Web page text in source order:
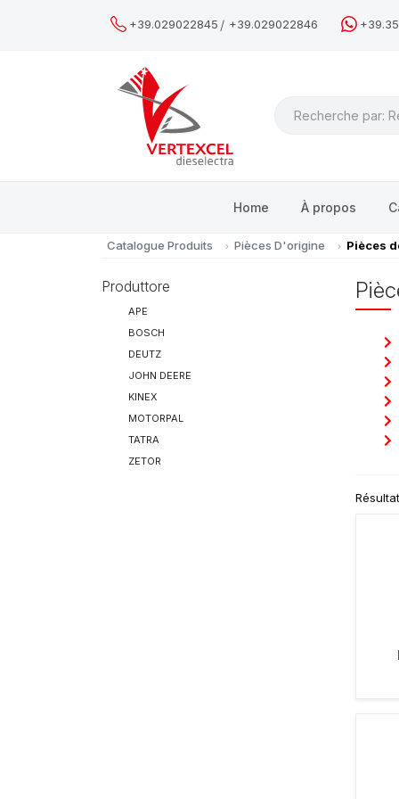
+39.029022845 / +39.029022846
Home À propos
Catalogue Produits Pièces D'origine Pièces
Produttore
APE
BOSCH
DEUTZ
JOHN DEERE
KINEX
MOTORPAL
TATRA
ZETOR